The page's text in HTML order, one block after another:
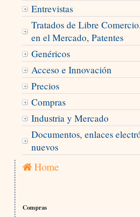
Entrevistas
Tratados de Libre
en el Mercado, Patentes
Genéricos
Acceso e Innovación
Precios
Compras
Industria y Mercado
Documentos, enlaces
nuevos
Home
Compras